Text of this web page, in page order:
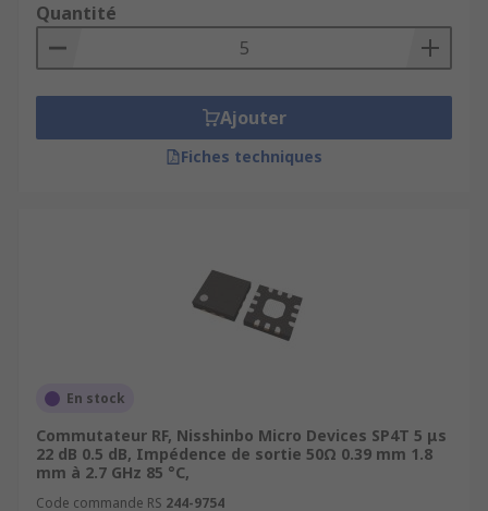
Quantité
Ajouter
Fiches techniques
En stock
Commutateur RF, Nisshinbo Micro Devices SP4T 5 μs
22 dB 0.5 dB, Impédence de sortie 50Ω 0.39 mm 1.8
mm à 2.7 GHz 85 °C,
Code commande RS 244-9754